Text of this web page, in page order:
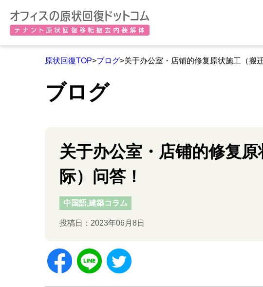
原状回復TOP>ブログ>关于办公室・店铺的修复原状施工（搬
ブログ
关于办公室・店铺的修复
际）问答！
中国語,建築コラム
投稿日：2023年06月8日